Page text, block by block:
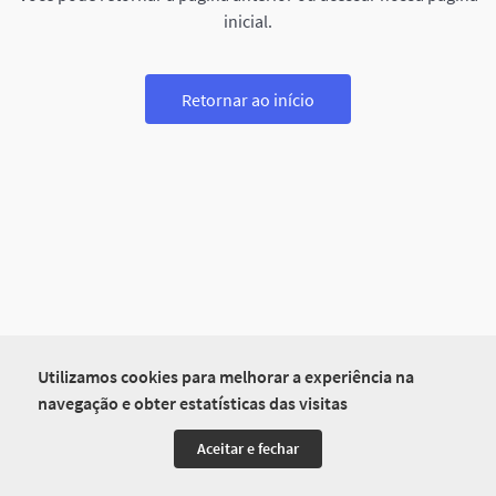
Utilizamos cookies para melhorar a experiência na
navegação e obter estatísticas das visitas
Aceitar e fechar
inicial.
Retornar ao início